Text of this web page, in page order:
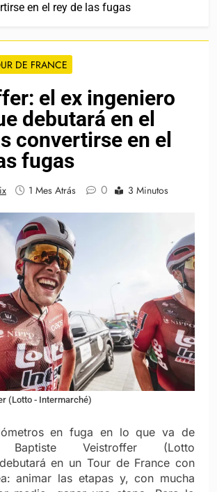
en el rey de las fugas
DE FRANCE
el ex ingeniero
debutará en el
convertirse en el
fugas
1 Mes Atrás 0 3 Minutos
(Lotto - Intermarché)
en fuga en lo que va de
Baptiste Veistroffer (Lotto
en un Tour de France con
animar las etapas y, con mucha